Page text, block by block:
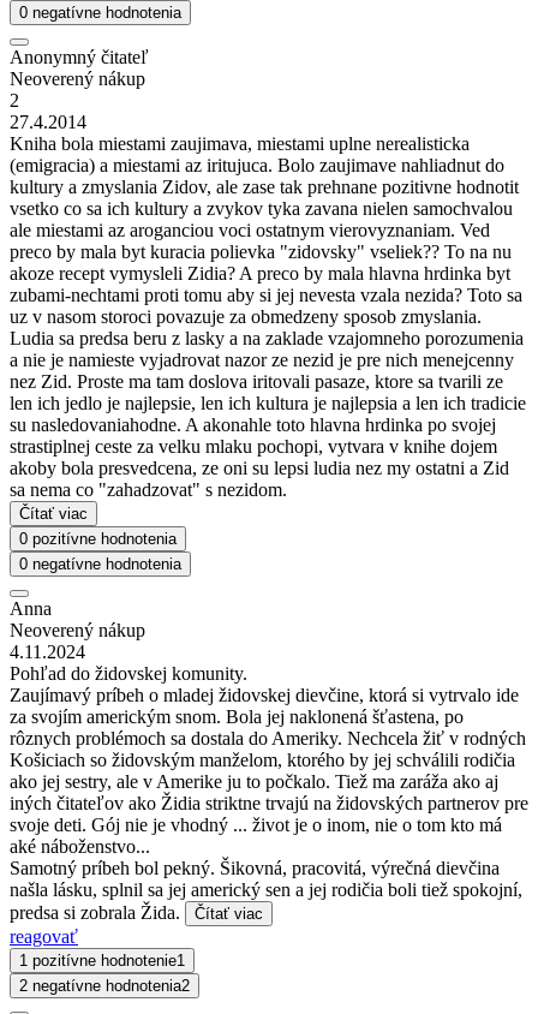
0 negatívne hodnotenia
Anonymný čitateľ
Neoverený nákup
2
27.4.2014
Kniha bola miestami zaujimava, miestami uplne nerealisticka
(emigracia) a miestami az iritujuca. Bolo zaujimave nahliadnut do
kultury a zmyslania Zidov, ale zase tak prehnane pozitivne hodnotit
vsetko co sa ich kultury a zvykov tyka zavana nielen samochvalou
ale miestami az aroganciou voci ostatnym vierovyznaniam. Ved
preco by mala byt kuracia polievka "zidovsky" vseliek?? To na nu
akoze recept vymysleli Zidia? A preco by mala hlavna hrdinka byt
zubami-nechtami proti tomu aby si jej nevesta vzala nezida? Toto sa
uz v nasom storoci povazuje za obmedzeny sposob zmyslania.
Ludia sa predsa beru z lasky a na zaklade vzajomneho porozumenia
a nie je namieste vyjadrovat nazor ze nezid je pre nich menejcenny
nez Zid. Proste ma tam doslova iritovali pasaze, ktore sa tvarili ze
len ich jedlo je najlepsie, len ich kultura je najlepsia a len ich tradicie
su nasledovaniahodne. A akonahle toto hlavna hrdinka po svojej
strastiplnej ceste za velku mlaku pochopi, vytvara v knihe dojem
akoby bola presvedcena, ze oni su lepsi ludia nez my ostatni a Zid
sa nema co "zahadzovat" s nezidom.
Čítať viac
0 pozitívne hodnotenia
0 negatívne hodnotenia
Anna
Neoverený nákup
4.11.2024
Pohľad do židovskej komunity.
Zaujímavý príbeh o mladej židovskej dievčine, ktorá si vytrvalo ide
za svojím americkým snom. Bola jej naklonená šťastena, po
rôznych problémoch sa dostala do Ameriky. Nechcela žiť v rodných
Košiciach so židovským manželom, ktorého by jej schválili rodičia
ako jej sestry, ale v Amerike ju to počkalo. Tiež ma zaráža ako aj
iných čitateľov ako Židia striktne trvajú na židovských partnerov pre
svoje deti. Gój nie je vhodný ... život je o inom, nie o tom kto má
aké náboženstvo...
Samotný príbeh bol pekný. Šikovná, pracovitá, výrečná dievčina
našla lásku, splnil sa jej americký sen a jej rodičia boli tiež spokojní,
predsa si zobrala Žida.
Čítať viac
reagovať
1 pozitívne hodnotenie1
2 negatívne hodnotenia2